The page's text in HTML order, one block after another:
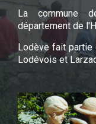
La commune
département de
Lodève fait partie
Lodévois et